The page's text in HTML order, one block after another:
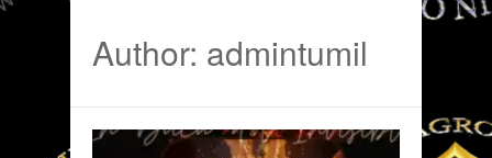
Author: admintumil